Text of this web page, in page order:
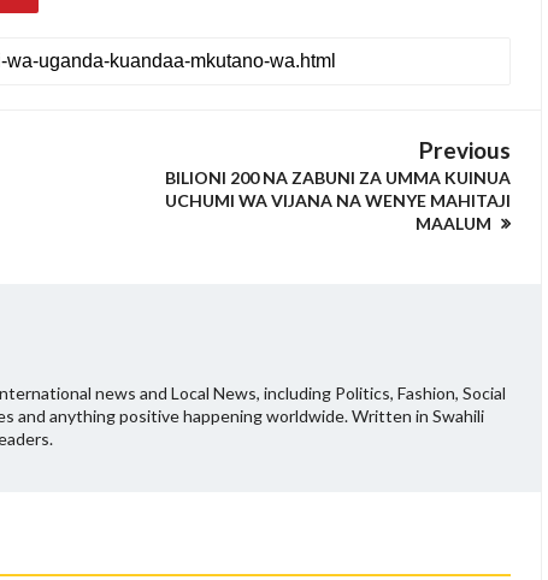
Previous
BILIONI 200 NA ZABUNI ZA UMMA KUINUA
UCHUMI WA VIJANA NA WENYE MAHITAJI
MAALUM
news and Local News, including Politics, Fashion, Social
and anything positive happening worldwide. Written in Swahili